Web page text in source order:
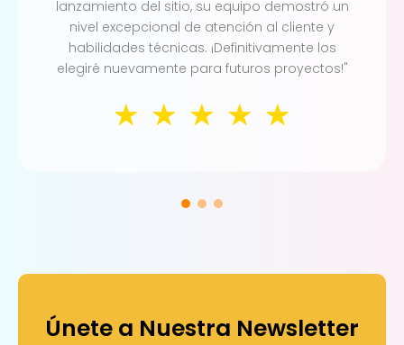
lanzamiento del sitio, su equipo demostró un
nivel excepcional de atención al cliente y
habilidades técnicas. ¡Definitivamente los
elegiré nuevamente para futuros proyectos!"
☆ ☆ ☆ ☆ ☆
Únete a Nuestra Newsletter